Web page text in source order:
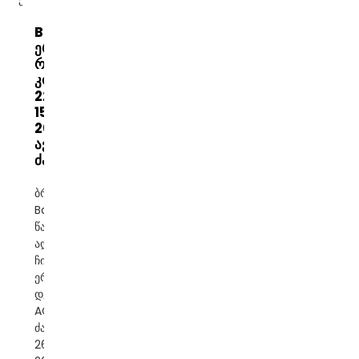
Banatton
ერთფაზიანი
რელე
კონტროლი
220V SRV
15KVA
20KVA
ავტომატური
ძაბვის ქ...
ბრენდი:
Banatton
წარმოშობის
ადგილი:
ჩინეთი ფაზა:
ერთფაზიანი
დენის ტიპი:
AC შეყვანის
ძაბვა: 140V-
260V/80-